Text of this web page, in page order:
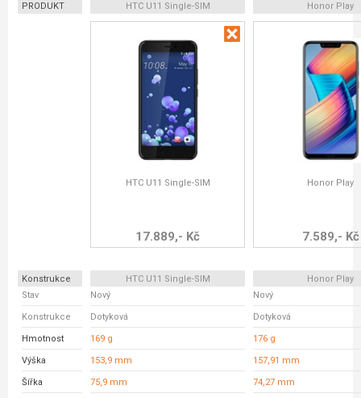
PRODUKT HTC U11 Single-SIM Honor Play
HTC U11 Single-SIM
17.889,- Kč
Honor Play
7.589,- Kč
Konstrukce HTC U11 Single-SIM
Honor Play
Stav
Nový Nový
Konstrukce Dotyková Dotyková
Hmotnost 169 g 176 g
Výška 153,9 mm 157,91 mm
Šířka 75,9 mm 74,27 mm